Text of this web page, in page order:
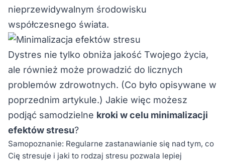
nieprzewidywalnym środowisku
współczesnego świata.
Dystres nie tylko obniża jakość Twojego życia,
ale również może prowadzić do licznych
problemów zdrowotnych. (Co było opisywane w
poprzednim artykule.) Jakie więc możesz
podjąć samodzielne kroki w celu minimalizacji
efektów stresu?
Samopoznanie: Regularne zastanawianie się nad tym, co
Cię stresuje i jaki to rodzaj stresu pozwala lepiej